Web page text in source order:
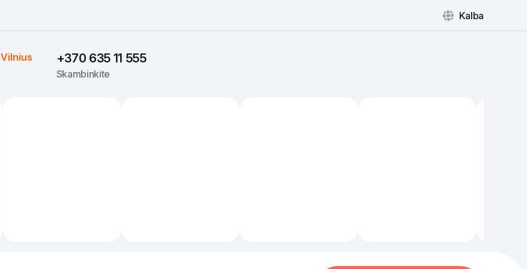
Kalba
Vilnius +370 635 11 555
Skambinkite